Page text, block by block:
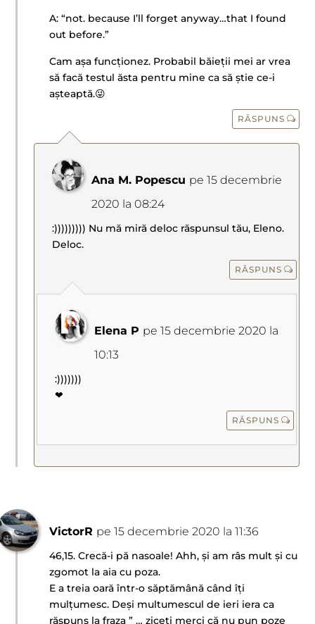
A: “not. because I’ll forget anyway…that I found
out before.”
Cam așa funcționez. Probabil băieții mei ar vrea
să facă testul ăsta pentru mine ca să știe ce-i
așteaptă.😜
RĂSPUNS
Ana M. Popescu pe 15 decembrie
2020 la 08:24
:))))))))) Nu mă miră deloc răspunsul tău, Eleno.
Deloc.
RĂSPUNS
Elena P pe 15 decembrie 2020 la
10:13
:)))))))
❤
RĂSPUNS
VictorR pe 15 decembrie 2020 la 11:36
46,15. Crecă-i pă nasoale! Ahh, și am râs mult și cu
zgomot la aia cu poza.
E a treia oară într-o săptămână când îți
mulțumesc. Deși multumescul de ieri iera ca
răspuns la fraza ” … ziceți merci că nu pun poze